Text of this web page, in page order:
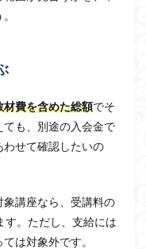
材費を含めた総額でそ
も、別途の入会金で
せて確認したいの
講座なら、受講料の
す。ただし、支給には
は対象外です。